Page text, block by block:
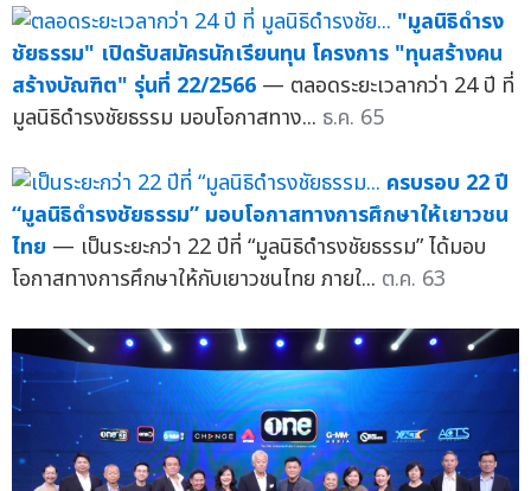
"มูลนิธิดำรง
ชัยธรรม" เปิดรับสมัครนักเรียนทุน โครงการ "ทุนสร้างคน
สร้างบัณฑิต" รุ่นที่ 22/2566 — ตลอดระยะเวลากว่า 24 ปี ที่
มูลนิธิดำรงชัยธรรม มอบโอกาสทาง... ธ.ค. 65
ครบรอบ 22 ปี
“มูลนิธิดำรงชัยธรรม” มอบโอกาสทางการศึกษาให้เยาวชน
ไทย — เป็นระยะกว่า 22 ปีที่ “มูลนิธิดำรงชัยธรรม” ได้มอบ
โอกาสทางการศึกษาให้กับเยาวชนไทย ภายใ... ต.ค. 63